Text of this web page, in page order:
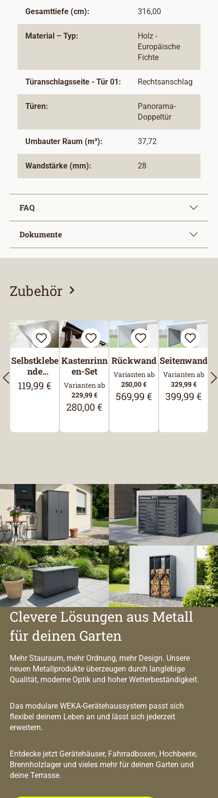
Gesamttiefe (cm): 316,00
Material – Typ:
Holz -
Europäische
Fichte
Türanschlagsseite - Tür 01: Rechtsanschlag
Türen:
Panorama-
Doppeltür
Umbauter Raum (m³): 37,72
Wandstärke (mm): 28
FAQ
Dokumente
Zubehör
Selbstklebe
nde
Bitumen-
Dachbahn
Regulärer Preis:
119,99 €
Kastenrinn
en-Set
Varianten ab
229,99 €
Regulärer Preis:
280,00 €
Rückwand
Varianten ab
250,00 €
Regulärer Preis:
569,99 €
Seitenwand
Varianten ab
329,99 €
Regulärer
399,99 €
Clevere Lösungen aus Metall
für deinen Garten
Mehr Stauraum, mehr Ordnung, mehr Design. Unsere
neuen Metallprodukte überzeugen durch langlebige
Qualität, moderne Optik und hoher Wetterbeständigkeit.
Das modulare WEKA-Gerätehaussystem passt sich
flexibel deinem Leben an und lässt sich jederzeit
erweitern.
Entdecke jetzt Gerätehäuser, Fahrradboxen, Hochbeete,
Brennholzlager und vieles mehr für deinen Garten und
deine Terrasse.